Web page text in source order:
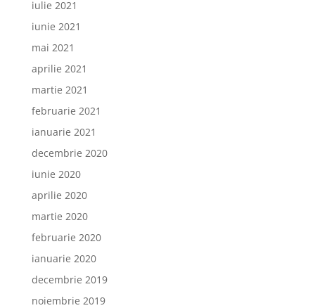
iulie 2021
iunie 2021
mai 2021
aprilie 2021
martie 2021
februarie 2021
ianuarie 2021
decembrie 2020
iunie 2020
aprilie 2020
martie 2020
februarie 2020
ianuarie 2020
decembrie 2019
noiembrie 2019